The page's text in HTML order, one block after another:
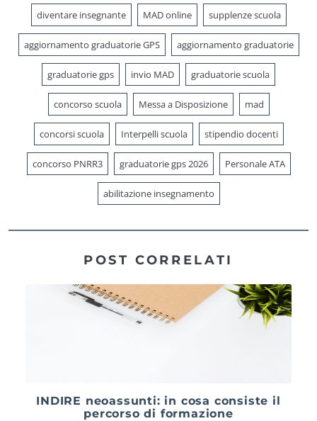
diventare insegnante MAD online supplenze scuola
aggiornamento graduatorie GPS aggiornamento graduatorie
graduatorie gps invio MAD graduatorie scuola
concorso scuola Messa a Disposizione mad
concorsi scuola Interpelli scuola stipendio docenti
concorso PNRR3 graduatorie gps 2026 Personale ATA
abilitazione insegnamento
POST CORRELATI
INDIRE neoassunti: in cosa consiste il
percorso di formazione